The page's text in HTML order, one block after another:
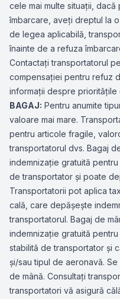
cele mai multe situaţii,
îmbarcare, aveţi dreptul la
de legea aplicabilă,
înainte de a refuza
Contactaţi transportatorul
compensaţiei pentru refuz
informaţii despre priorităţile
BAGAJ: Pentru anumite
valoare mai mare.
pentru articole fragile,
transportatorul dvs. Bagaj
indemnizaţie gratuită
de transportator şi poate
Transportatorii pot aplica
cală, care depăşeşte
transportatorul. Bagaj de
indemnizaţie gratuită
stabilită de transportator şi
şi/sau tipul de aeronavă.
de mână. Consultaţi
transportatori vă asigură